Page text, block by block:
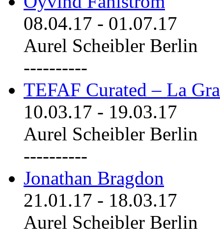
08.04.17 - 01.07.17
Aurel Scheibler Berlin
----------
TEFAF Curated – La
10.03.17 - 19.03.17
Aurel Scheibler Berlin
----------
Jonathan Bragdon
21.01.17 - 18.03.17
Aurel Scheibler Berlin